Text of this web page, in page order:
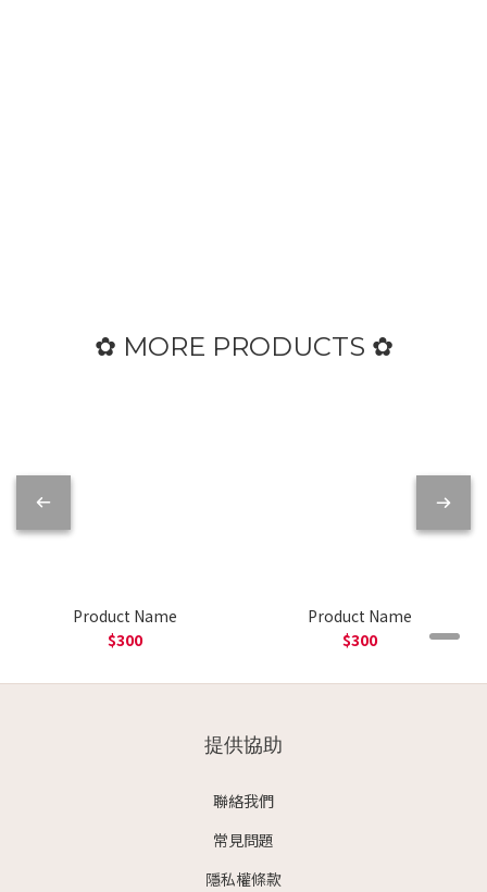
✿ MORE PRODUCTS ✿
Product Name
$300
Product Name
$300
提供協助
聯絡我們
常見問題
隱私權條款